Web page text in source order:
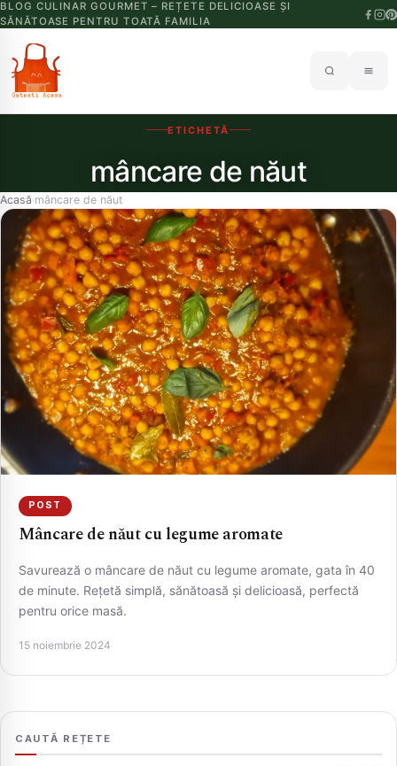
BLOG CULINAR GOURMET – REȚETE DELICIOASE ȘI
SĂNĂTOASE PENTRU TOATĂ FAMILIA
ETICHETĂ
mâncare de năut
Acasă›mâncare de năut
POST
Mâncare de năut cu legume aromate
Savurează o mâncare de năut cu legume aromate, gata în 40
de minute. Rețetă simplă, sănătoasă și delicioasă, perfectă
pentru orice masă.
15 noiembrie 2024
CAUTĂ REȚETE